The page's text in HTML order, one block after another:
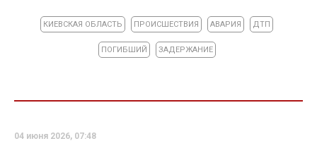
КИЕВСКАЯ ОБЛАСТЬ ПРОИСШЕСТВИЯ АВАРИЯ ДТП
ПОГИБШИЙ ЗАДЕРЖАНИЕ
04 июня 2026, 07:48